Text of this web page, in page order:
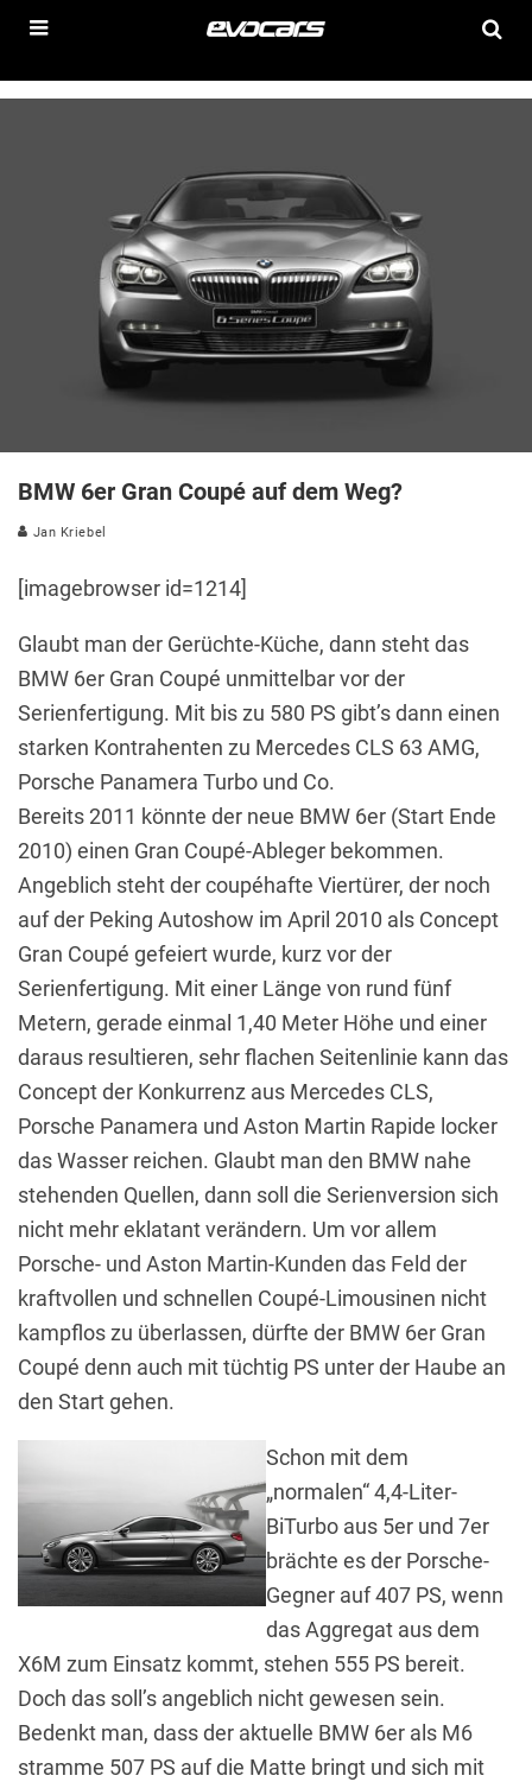
BMW 6er Gran Coupé auf dem Weg?
Jan Kriebel
[imagebrowser id=1214]
Glaubt man der Gerüchte-Küche, dann steht das
BMW 6er Gran Coupé unmittelbar vor der
Serienfertigung. Mit bis zu 580 PS gibt’s dann einen
starken Kontrahenten zu Mercedes CLS 63 AMG,
Porsche Panamera Turbo und Co.
Bereits 2011 könnte der neue BMW 6er (Start Ende
2010) einen Gran Coupé-Ableger bekommen.
Angeblich steht der coupéhafte Viertürer, der noch
auf der Peking Autoshow im April 2010 als Concept
Gran Coupé gefeiert wurde, kurz vor der
Serienfertigung. Mit einer Länge von rund fünf
Metern, gerade einmal 1,40 Meter Höhe und einer
daraus resultieren, sehr flachen Seitenlinie kann das
Concept der Konkurrenz aus Mercedes CLS,
Porsche Panamera und Aston Martin Rapide locker
das Wasser reichen. Glaubt man den BMW nahe
stehenden Quellen, dann soll die Serienversion sich
nicht mehr eklatant verändern. Um vor allem
Porsche- und Aston Martin-Kunden das Feld der
kraftvollen und schnellen Coupé-Limousinen nicht
kampflos zu überlassen, dürfte der BMW 6er Gran
Coupé denn auch mit tüchtig PS unter der Haube an
den Start gehen.
Schon mit dem
„normalen“ 4,4-Liter-
BiTurbo aus 5er und 7er
brächte es der Porsche-
Gegner auf 407 PS, wenn
das Aggregat aus dem
X6M zum Einsatz kommt, stehen 555 PS bereit.
Doch das soll’s angeblich nicht gewesen sein.
Bedenkt man, dass der aktuelle BMW 6er als M6
stramme 507 PS auf die Matte bringt und sich mit